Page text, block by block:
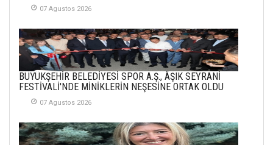
SEMRA ŞAHİN
KENDİNE UYANMAK
30 Temmuz 2026
İlgi Alanlarımız ve Biz
02 Ekim 2025
07 Agustos 2026
BÜYÜKŞEHİR BELEDİYESİ SPOR A.Ş., ÂŞIK SEYRANİ
FESTİVALİ'NDE MİNİKLERİN NEŞESİNE ORTAK OLDU
07 Agustos 2026